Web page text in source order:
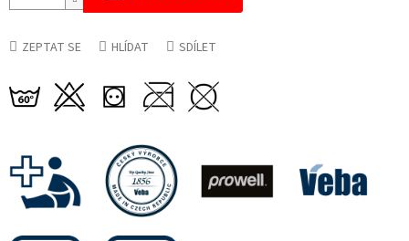
ZEPTAT SE HLÍDAT SDÍLET